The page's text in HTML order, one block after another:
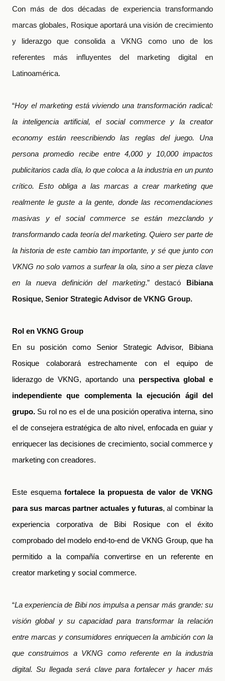
Con más de dos décadas de experiencia transformando
marcas globales, Rosique aportará una visión de crecimiento
y liderazgo que consolida a VKNG como uno de los
referentes más influyentes del marketing digital en
Latinoamérica.
“Hoy el marketing está viviendo una transformación radical:
la inteligencia artificial, el social commerce y la creator
economy están reescribiendo las reglas del juego. Una
persona promedio recibe entre 4,000 y 10,000 impactos
publicitarios cada día, lo que coloca a la industria en un punto
crítico. Esto obliga a las marcas a crear marketing que
realmente le guste a la gente, donde las recomendaciones
masivas y el social commerce se están mezclando y
transformando cada teoría del marketing. Quiero ser parte de
la historia de este cambio tan importante, y sé que junto con
VKNG no solo vamos a surfear la ola, sino a ser pieza clave
en la nueva definición del marketing.” destacó
Bibiana
Rosique, Senior Strategic Advisor de VKNG Group.
Rol en VKNG Group
En su posición como Senior Strategic Advisor, Bibiana
Rosique colaborará estrechamente con el equipo de
liderazgo de VKNG, aportando una perspectiva global e
independiente que complementa la ejecución ágil del
grupo. Su rol no es el de una posición operativa interna, sino
el de consejera estratégica de alto nivel, enfocada en guiar y
enriquecer las decisiones de crecimiento, social commerce y
marketing con creadores.
Este esquema fortalece la propuesta de valor de VKNG
para sus marcas partner actuales y futuras, al combinar la
experiencia corporativa de Bibi Rosique con el éxito
comprobado del modelo end-to-end de VKNG Group, que ha
permitido a la compañía convertirse en un referente en
creator marketing y social commerce.
“La experiencia de Bibi nos impulsa a pensar más grande: su
visión global y su capacidad para transformar la relación
entre marcas y consumidores enriquecen la ambición con la
que construimos a VKNG como referente en la industria
digital. Su llegada será clave para fortalecer y hacer más